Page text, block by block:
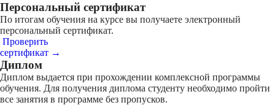
Персональный сертификат
По итогам обучения на курсе вы получаете электронный
персональный сертификат.
Проверить
сертификат →
Диплом
Диплом выдается при прохождении комплексной программы
обучения. Для получения диплома студенту необходимо пройти
все занятия в программе без пропусков.